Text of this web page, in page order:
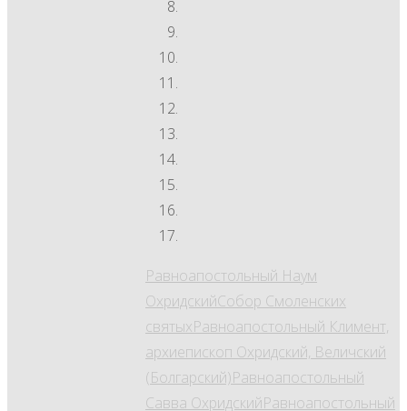
Равноапостольный Наум
ОхридскийСобор Смоленских
святыхРавноапостольный Климент,
архиепископ Охридский, Величский
(Болгарский)Равноапостольный
Савва ОхридскийРавноапостольный